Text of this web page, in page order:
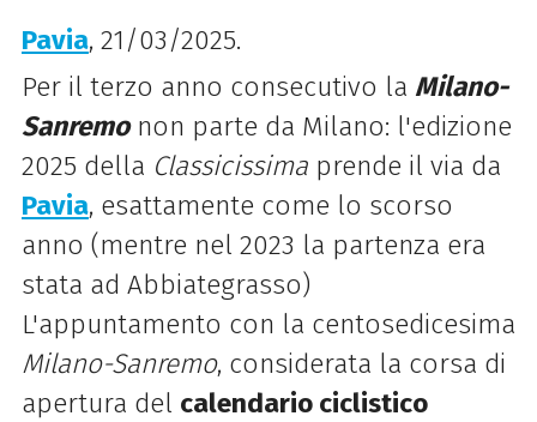
Pavia, 21/03/2025.
Per il terzo anno consecutivo la Milano-
Sanremonon parte da Milano: l'edizione
2025 della Classicissimaprende il via da
Pavia, esattamente come lo scorso
anno (mentre nel 2023 la partenza era
stata ad Abbiategrasso)
L'appuntamento con la centosedicesima
Milano-Sanremo, considerata la corsa di
apertura del calendario ciclistico